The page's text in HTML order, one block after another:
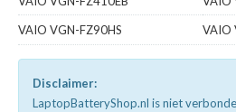
VAIO VGN-FZ90HS
VAIO
Disclaimer:
LaptopBatteryShop.nl is niet